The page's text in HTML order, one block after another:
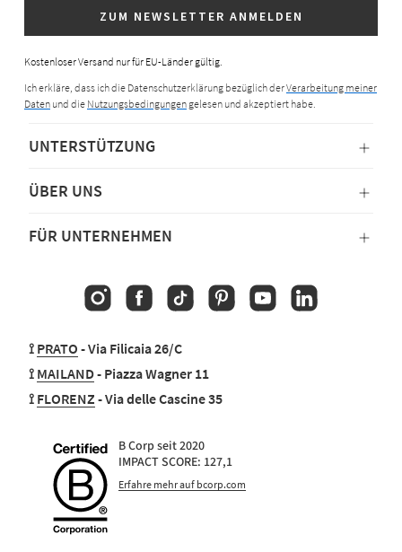
ZUM NEWSLETTER ANMELDEN
Kostenloser Versand nur für EU-Länder gültig.
Ich erkläre, dass ich die Datenschutzerklärung bezüglich derVerarbeitung meiner
Daten und die Nutzungsbedingungen gelesen und akzeptiert habe.
UNTERSTÜTZUNG
ÜBER UNS
FÜR UNTERNEHMEN
InstagramFacebookTikTokPinterestYouTubeLinkedin
⟟ PRATO - Via Filicaia 26/C
⟟ MAILAND- Piazza Wagner 11
⟟ FLORENZ - Via delle Cascine 35
B Corp seit 2020
IMPACT SCORE: 127,1
Erfahre mehr auf bcorp.com